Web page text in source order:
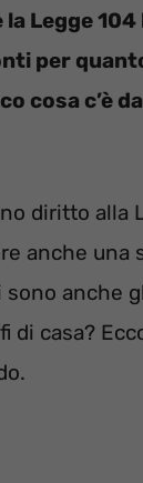
Legge
per
cosa c’è
diritto alla
anche una
sono anche
di casa?